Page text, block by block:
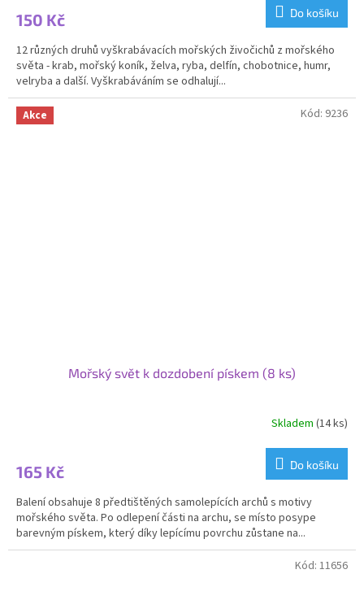
je
z
5
hvězdiček.
150 Kč Do košíku
12 různých druhů vyškrabávacích mořských živočichů z mořského
světa - krab, mořský koník, želva, ryba, delfín, chobotnice, humr,
velryba a další. Vyškrabáváním se odhalují...
Akce
Mořský svět k dozdobení pískem (8 ks)
Skladem (14 ks)
165 Kč Do košíku
Balení obsahuje 8 předtištěných samolepících archů s motivy
mořského světa. Po odlepení části na archu, se místo posype
barevným pískem, který díky lepícímu povrchu zůstane na...
Kód: 9236
Kód: 11656